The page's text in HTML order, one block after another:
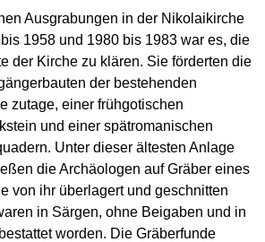
Ausgrabungen in der Nikolaikirche
1958 und 1980 bis 1983 war es, die
der Kirche zu klären. Sie förderten die
der bestehenden
zutage, einer frühgotischen
und einer spätromanischen
Unter dieser ältesten Anlage
die Archäologen auf Gräber eines
von ihr überlagert und geschnitten
in Särgen, ohne Beigaben und in
worden. Die Gräberfunde